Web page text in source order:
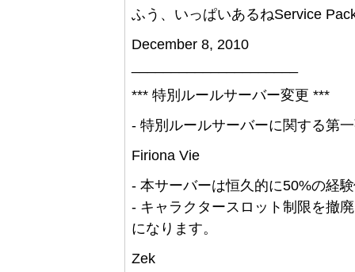
ふう、いっぱいあるねService
December 8, 2010
*** 特別ルールサーバー変更 ***
- 特別ルールサーバーに関する第
Firiona Vie
- 本サーバーは恒久的に50%の経
- キャラクタースロット制限を撤
になります。
Zek